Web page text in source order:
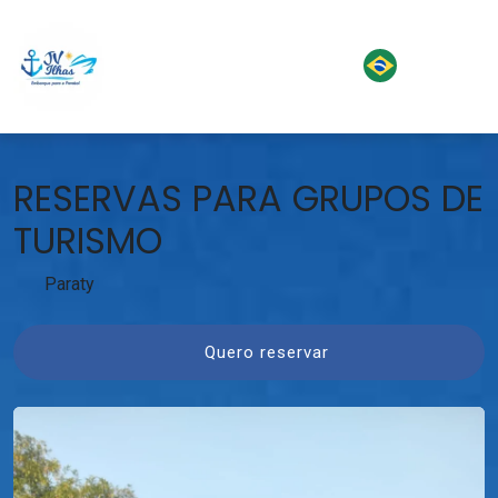
RESERVAS PARA GRUPOS DE
TURISMO
Paraty
Quero reservar